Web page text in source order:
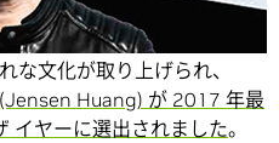
チュン)』誌で、NVIDIA の
な文化が取り上げられ、
Huang) が 2017 年最
イヤーに選出されました。